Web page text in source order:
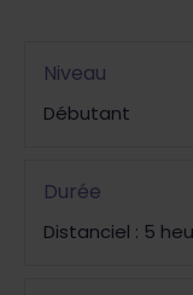
Niveau
Débutant
Durée
Distanciel : 5